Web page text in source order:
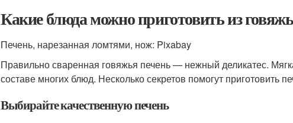
Какие блюда можно приготовить из
Печень, нарезанная ломтями, нож: Pixabay
Правильно сваренная говяжья печень — нежный деликатес.
составе многих блюд. Несколько секретов помогут приготовить
Выбирайте качественную печень